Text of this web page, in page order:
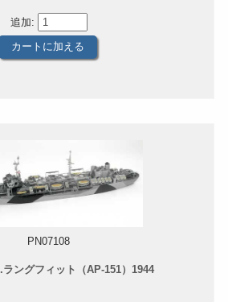
追加:
PN07108
ングフィット（AP-151）1944